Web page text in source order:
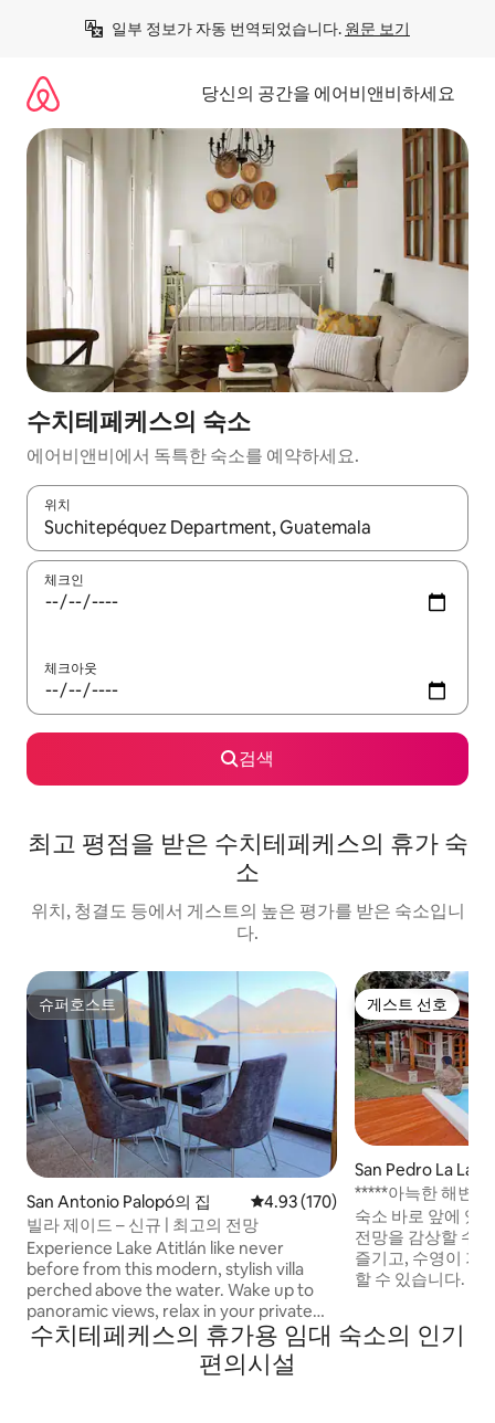
일부 정보가 자동 번역되었습니다. 원문 보기
당신의 공간을 에어비앤비하세요
수치테페케스의 숙소
에어비앤비에서 독특한 숙소를 예약하세요.
위치
결과가 나오면 위·아래 화살표 키를 사용하거나 터치 또는 스와이
체크인
체크아웃
검색
최고 평점을 받은 수치테페케스의 휴가 숙
소
위치, 청결도 등에서 게스트의 높은 평가를 받은 숙소입니
다.
슈퍼호스트
슈퍼호스트
San Antonio Palopó의 집 평점 4.93점(5점 만점), 후기 170
4.93 (170)
빌라 제이드 – 신규 | 최고의 전망
Experience Lake Atitlán like never
before from this modern, stylish villa
perched above the water. Wake up to
panoramic views, relax in your private
outdoor jacuzzi, or unwind in the
outdoor living space under the stars.
With a fully equipped kitchen, king bed,
게스트 선호
게스트 선호
San Pedro La
*****아늑한 해변
트 저택
숙소 바로 앞에 있
전망을 감상할 수
즐기고, 수영이 가
할 수 있습니다. 원
든 서비스가 근처
뜻한 마을인 산페
수치테페케스의 휴가용 임대 숙소의 인기
편의시설